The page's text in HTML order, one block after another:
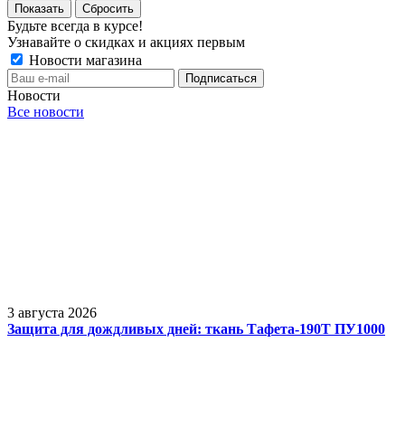
Сбросить
Будьте всегда в курсе!
Узнавайте о скидках и акциях первым
Новости магазина
Новости
Все новости
3 августа 2026
Защита для дождливых дней: ткань Тафета-190Т ПУ1000